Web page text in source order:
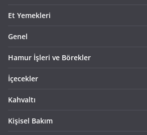
Et Yemekleri
Genel
Hamur İşleri ve Börekler
İçecekler
Kahvaltı
Kişisel Bakım